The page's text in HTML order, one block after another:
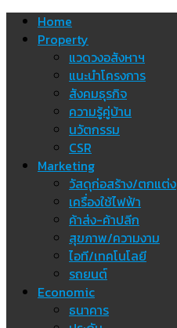
Skip Home
Property
แวดวงอสังหาฯ
แนะนำโครงการ
สังคมธุรกิจ
ความรู้คู่บ้าน
นวัตกรรม
CSR
Marketing
วัสดุก่อสร้าง/ตกแต่ง
เครื่องใช้ไฟฟ้า
ค้าส่ง-ค้าปลีก
สุขภาพ/ความงาม
ไอที/เทคโนโลยี
รถยนต์
Economic
ธนาคาร